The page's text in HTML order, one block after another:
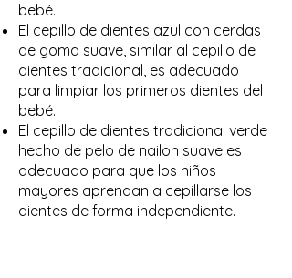
bebé.
El cepillo de dientes azul con cerdas
de goma suave, similar al cepillo de
dientes tradicional, es adecuado
para limpiar los primeros dientes del
bebé.
El cepillo de dientes tradicional verde
hecho de pelo de nailon suave es
adecuado para que los niños
mayores aprendan a cepillarse los
dientes de forma independiente.